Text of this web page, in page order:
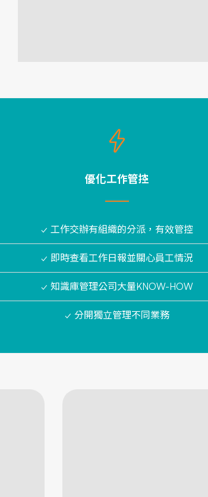
優化工作管控
✓ 工作交辦有組織的分派，有效管控
✓ 即時查看工作日報並關心員工情況
✓ 知識庫管理公司大量KNOW-HOW
✓ 分開獨立管理不同業務